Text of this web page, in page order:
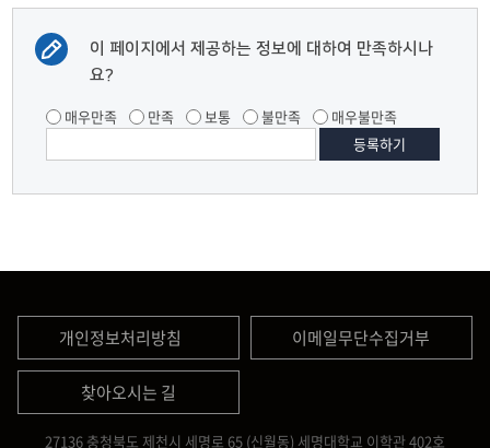
이 페이지에서 제공하는 정보에 대하여 만족하시나
요?
매우만족 만족 보통 불만족 매우불만족
개인정보처리방침 이메일무단수집거부
찾아오시는 길
27136 충청북도 제천시 세명로 65 (신월동) 세명대학교 이학관 402호